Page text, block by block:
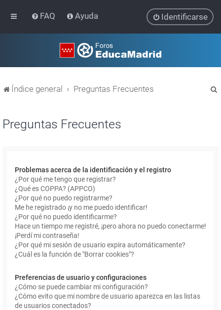
FAQ Ayuda Identificarse
Índice general Preguntas Frecuentes
Preguntas Frecuentes
Problemas acerca de la identificación y el registro
¿Por qué me tengo que registrar?
¿Qué es COPPA? (APPCO)
¿Por qué no puedo registrarme?
Me he registrado ¡y no me puedo identificar!
¿Por qué no puedo identificarme?
Hace un tiempo me registré, ¡pero ahora no puedo conectarme!
¡Perdí mi contraseña!
¿Por qué mi sesión de usuario expira automáticamente?
¿Cuál es la función de "Borrar cookies"?
Preferencias de usuario y configuraciones
¿Cómo se puede cambiar mi configuración?
¿Cómo evito que mi nombre de usuario aparezca en las listas
de usuarios conectados?